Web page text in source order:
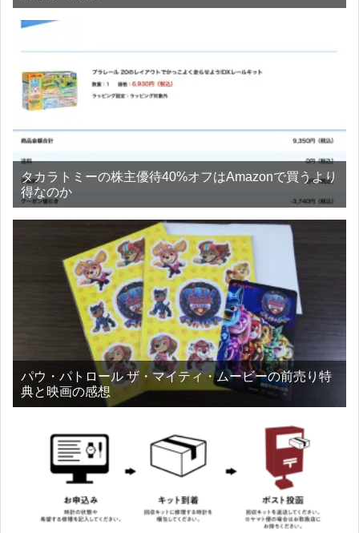
タカラトミーの株主優待40%オフはAmazonで買うより
得なのか
パウ・パトロール ザ・マイティ・ムービーの前売り特
典と映画の感想